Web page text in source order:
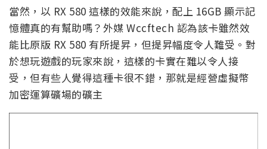
當然，以 RX 580 這樣的效能來說，配上 16GB 顯示記
憶體真的有幫助嗎？外媒 Wccftech 認為該卡雖然效
能比原版 RX 580 有所提昇，但提昇幅度令人難受。對
於想玩遊戲的玩家來說，這樣的卡實在難以令人接
受，但有些人覺得這種卡很不錯，那就是經營虛擬幣
加密運算礦場的礦主